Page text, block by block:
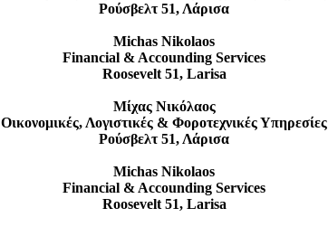
Ρούσβελτ 51, Λάρισα
Michas Nikolaos
Financial & Accounding Services
Roosevelt 51, Larisa
Μίχας Νικόλαος
Οικονομικές, Λογιστικές & Φοροτεχνικές Υπηρεσίες
Ρούσβελτ 51, Λάρισα
Michas Nikolaos
Financial & Accounding Services
Roosevelt 51, Larisa